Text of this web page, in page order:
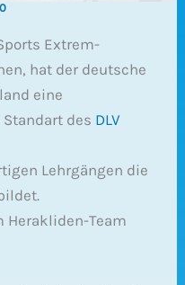
Extrem-
hat der deutsche
eine
des DLV
Lehrgängen die
Herakliden-Team